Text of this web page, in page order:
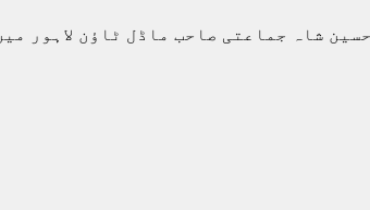
شاہ جماعتی صاحب ماڈل ٹاؤن لاہور